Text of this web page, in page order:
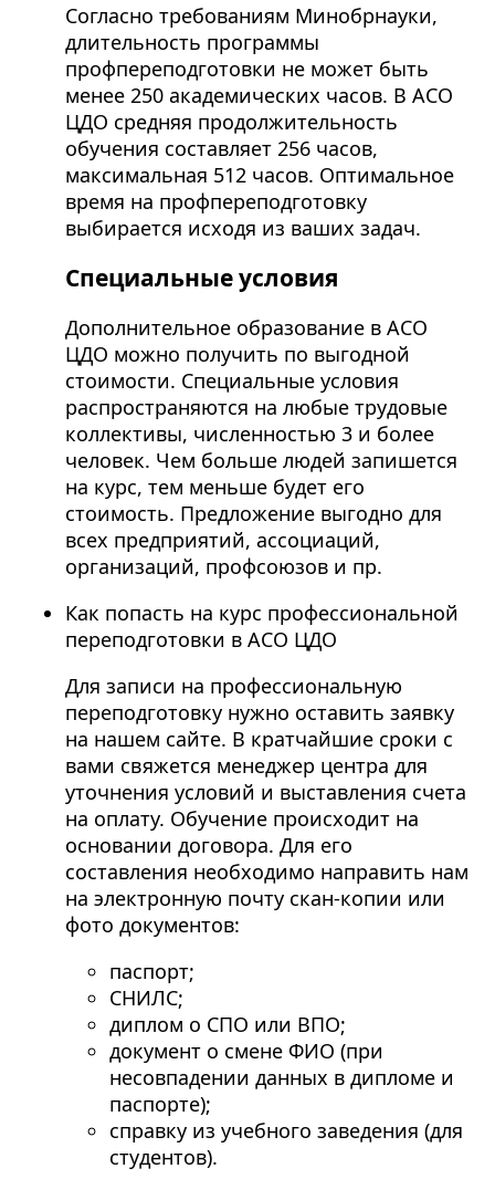
Согласно требованиям Минобрнауки,
длительность программы
профпереподготовки не может быть
менее 250 академических часов. В АСО
ЦДО средняя продолжительность
обучения составляет 256 часов,
максимальная 512 часов. Оптимальное
время на профпереподготовку
выбирается исходя из ваших задач.
Специальные условия
Дополнительное образование в АСО
ЦДО можно получить по выгодной
стоимости. Специальные условия
распространяются на любые трудовые
коллективы, численностью 3 и более
человек. Чем больше людей запишется
на курс, тем меньше будет его
стоимость. Предложение выгодно для
всех предприятий, ассоциаций,
организаций, профсоюзов и пр.
Как попасть на курс профессиональной
переподготовки в АСО ЦДО
Для записи на профессиональную
переподготовку нужно оставить заявку
на нашем сайте. В кратчайшие сроки с
вами свяжется менеджер центра для
уточнения условий и выставления счета
на оплату. Обучение происходит на
основании договора. Для его
составления необходимо направить нам
на электронную почту скан-копии или
фото документов:
паспорт;
СНИЛС;
диплом о СПО или ВПО;
документ о смене ФИО (при
несовпадении данных в дипломе и
паспорте);
справку из учебного заведения (для
студентов).